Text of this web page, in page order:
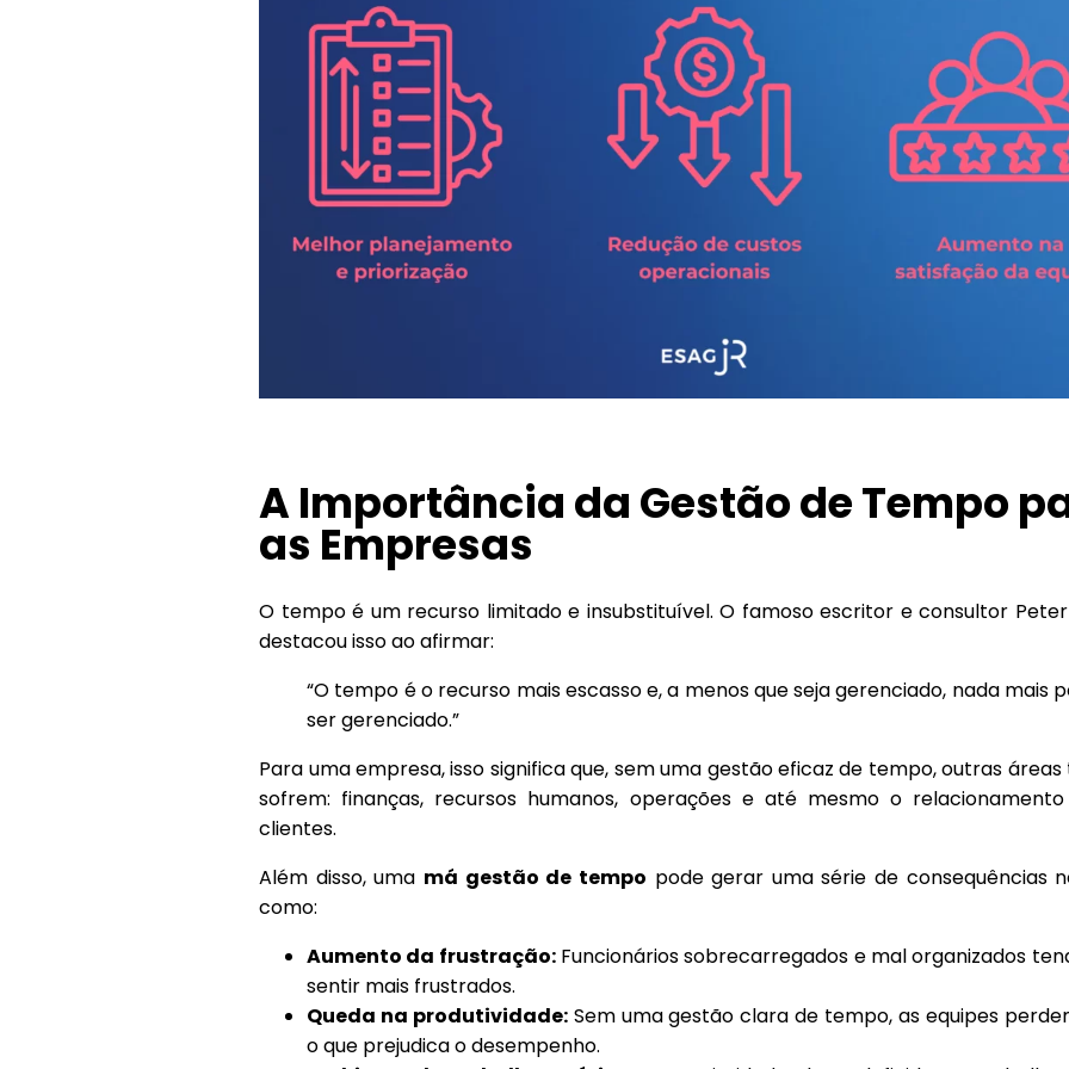
A Importância da Gestão de Tempo
as Empresas
O tempo é um recurso limitado e insubstituível. O famoso escritor e consultor
destacou isso ao afirmar:
“O tempo é o recurso mais escasso e, a menos que seja gerenciado, nada mais
ser gerenciado.”
Para uma empresa, isso significa que, sem uma gestão eficaz de tempo, outras
sofrem: finanças, recursos humanos, operações e até mesmo o
clientes.
Além disso, uma má gestão de tempo pode gerar uma série de consequências
como:
Aumento da frustração:Funcionários sobrecarregados e mal organizados
sentir mais frustrados.
Queda na produtividade:Sem uma gestão clara de tempo, as equipes
o que prejudica o desempenho.